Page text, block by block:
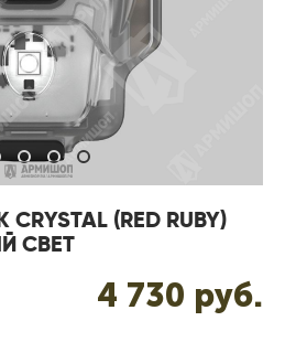
(RED RUBY)
СВЕТ
4 730 pуб.